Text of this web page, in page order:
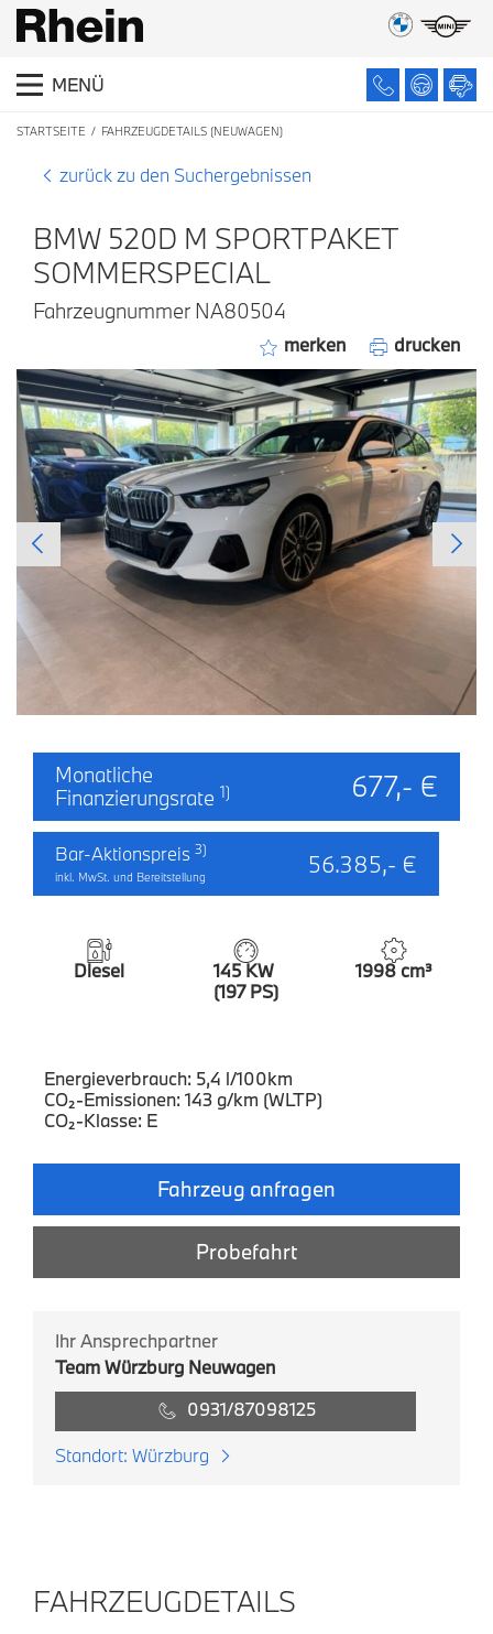
MENÜ
STARTSEITE FAHRZEUGDETAILS (NEUWAGEN)
zurück zu den Suchergebnissen
BMW 520D M SPORTPAKET
SOMMERSPECIAL
Fahrzeugnummer NA80504
merken drucken
Monatliche
Finanzierungsrate 1) 677,- €
Bar-Aktionspreis 3)
inkl. MwSt. und Bereitstellung 56.385,- €
Diesel
145 KW
(197 PS)
1998 cm³
Energieverbrauch: 5,4 l/100km
CO₂-Emissionen: 143 g/km (WLTP)
CO₂-Klasse: E
Fahrzeug anfragen
Probefahrt
Ihr Ansprechpartner
Team Würzburg Neuwagen
0931/87098125
Standort: Würzburg
FAHRZEUGDETAILS